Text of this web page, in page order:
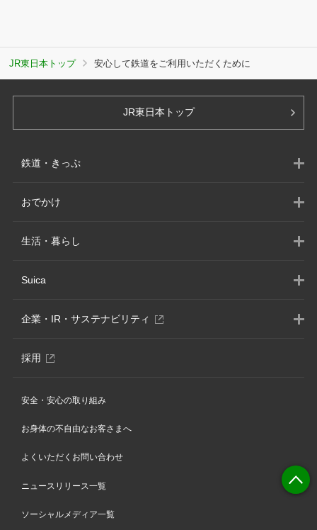
JR東日本トップ 安心して鉄道をご利用いただくために
JR東日本トップ
鉄道・きっぷ
おでかけ
生活・暮らし
Suica
企業・IR・サステナビリティ
別
採用 別
ン
ウ
開
ま
安全・安心の取り組み
お身体の不自由なお客さまへ
よくいただくお問い合わせ
ニュースリリース一覧
ソーシャルメディア一覧